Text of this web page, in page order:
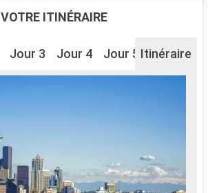
VOTRE ITINÉRAIRE
Jour 3 Jour 4 Jour 5 Jour 6
Itinéraire